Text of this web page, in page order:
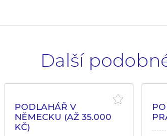
Další
PODLAHÁŘ V
NĚMECKU (AŽ 35.000
KČ)